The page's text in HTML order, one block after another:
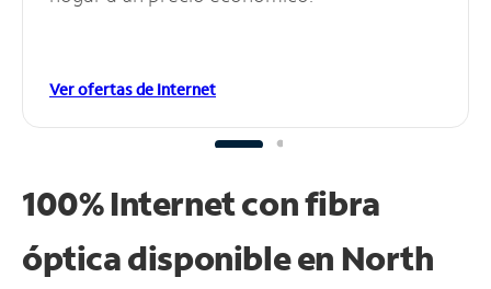
Ver ofertas de Internet
100% Internet con fibra
óptica disponible en North